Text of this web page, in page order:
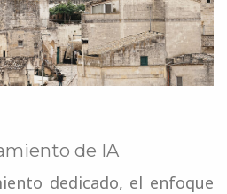
de IA
dedicado, el enfoque